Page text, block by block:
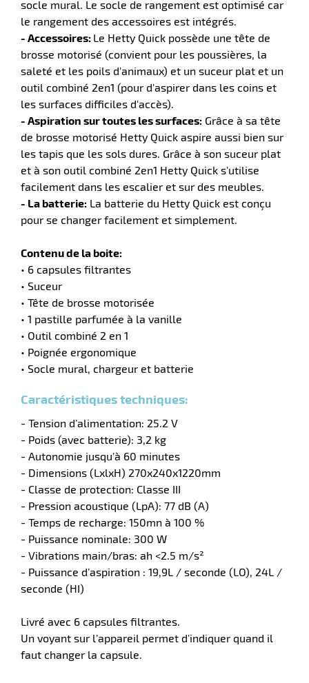
socle mural. Le socle de rangement est optimisé car
le rangement des accessoires est intégrés.
- Accessoires: Le Hetty Quick possède une tête de
brosse motorisé (convient pour les poussières, la
saleté et les poils d'animaux) et un suceur plat et un
outil combiné 2en1 (pour d'aspirer dans les coins et
les surfaces difficiles d'accès).
- Aspiration sur toutes les surfaces: Grâce à sa tête
de brosse motorisé Hetty Quick aspire aussi bien sur
les tapis que les sols dures. Grâce à son suceur plat
et à son outil combiné 2en1 Hetty Quick s'utilise
facilement dans les escalier et sur des meubles.
- La batterie: La batterie du Hetty Quick est conçu
pour se changer facilement et simplement.
Contenu de la boite:
• 6 capsules filtrantes
• Suceur
• Tête de brosse motorisée
• 1 pastille parfumée à la vanille
• Outil combiné 2 en 1
• Poignée ergonomique
• Socle mural, chargeur et batterie
Caractéristiques techniques:
- Tension d’alimentation: 25.2 V
- Poids (avec batterie): 3,2 kg
- Autonomie jusqu’à 60 minutes
- Dimensions (LxlxH) 270x240x1220mm
- Classe de protection: Classe III
- Pression acoustique (LpA): 77 dB (A)
- Temps de recharge: 150mn à 100 %
- Puissance nominale: 300 W
- Vibrations main/bras: ah <2.5 m/s²
- Puissance d’aspiration : 19,9L / seconde (LO), 24L /
seconde (HI)
Livré avec 6 capsules filtrantes.
Un voyant sur l’appareil permet d'indiquer quand il
faut changer la capsule.